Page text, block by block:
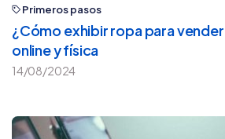
Primeros pasos
¿Cómo exhibir ropa para
online y física
14/08/2024